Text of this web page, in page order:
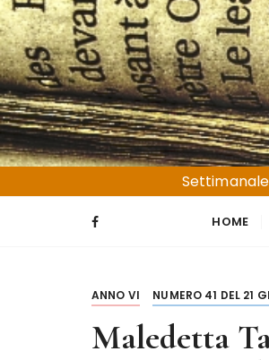
S
a
l
t
a
a
l
c
Trucioli
Liguria e Basso Piemonte
HOME
ANNO VI NUMERO 41 DEL 21
Maledetta